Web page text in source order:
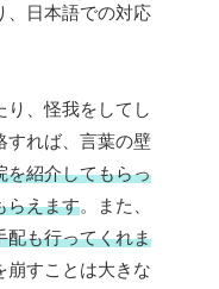
、日本語での対応
り、怪我をしてし
すれば、言葉の壁
を紹介してもらっ
らえます。また、
配も行ってくれま
崩すことは大きな